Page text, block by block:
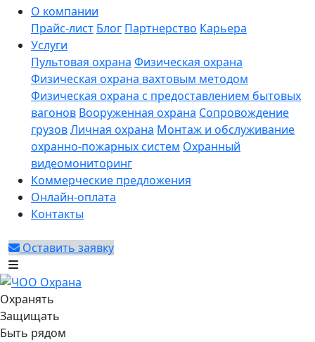
О компании
Прайс-лист Блог Партнерство Карьера
Услуги
Пультовая охрана Физическая охрана
Физическая охрана вахтовым методом
Физическая охрана с предоставлением бытовых
вагонов Вооруженная охрана Сопровождение
грузовЛичная охрана Монтаж и обслуживание
охранно-пожарных систем Охранный
видеомониторинг
Коммерческие предложения
Онлайн-оплата
Контакты
Оставить заявку
Охранять
Защищать
Быть рядом